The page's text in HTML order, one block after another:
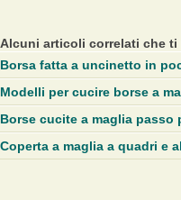
Alcuni articoli correlati che
Borsa fatta a uncinetto in
Modelli per cucire borse a
Borse cucite a maglia passo
Coperta a maglia a quadri e